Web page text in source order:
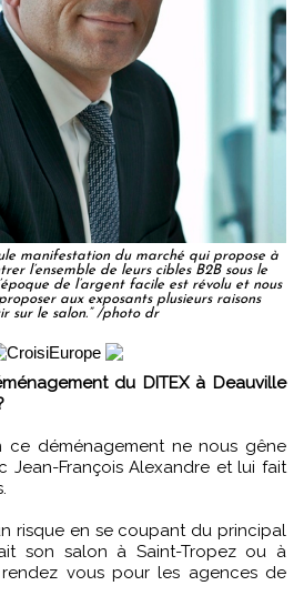
manifestation du marché qui propose à
l’ensemble de leurs cibles B2B sous le
de l’argent facile est révolu et nous
aux exposants plusieurs raisons
sur le salon.” /photo dr
ce déménagement ne nous gêne
Jean-François Alexandre et lui fait
risque en se coupant du principal
son salon à Saint-Tropez ou à
vous pour les agences de